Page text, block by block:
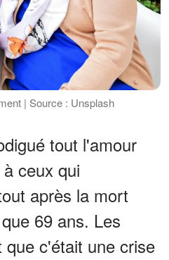
| Source : Unsplash
tout l'amour
ceux qui
après la mort
69 ans. Les
c'était une crise